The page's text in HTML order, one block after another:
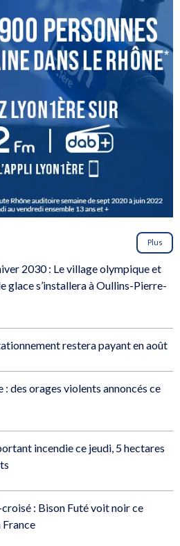
Plus
2030 : Le village olympique et
glace s’installera à Oullins-Pierre-
restera payant en août
: des orages violents annoncés ce
incendie ce jeudi, 5 hectares
: Bison Futé voit noir ce
France